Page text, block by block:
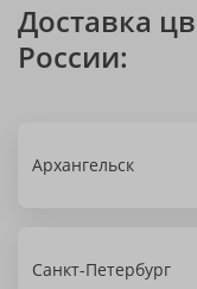
Доставка
России:
Архангельск
Санкт-Петербург